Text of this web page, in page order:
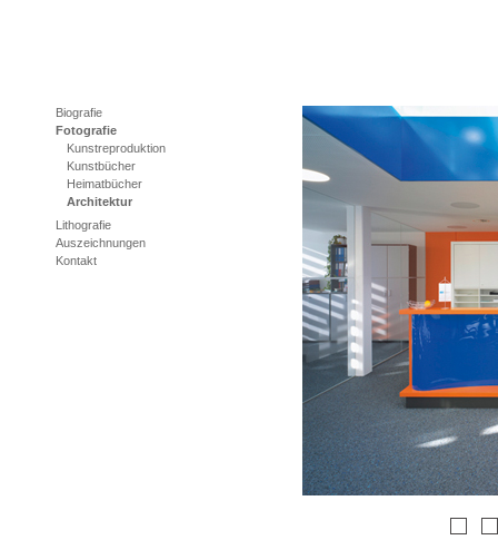
Biografie
Fotografie
Kunstreproduktion
Kunstbücher
Heimatbücher
Architektur
Lithografie
Auszeichnungen
Kontakt